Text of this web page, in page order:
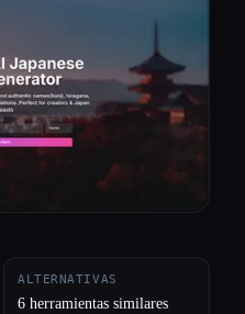
ALTERNATIVAS
6 herramientas similares